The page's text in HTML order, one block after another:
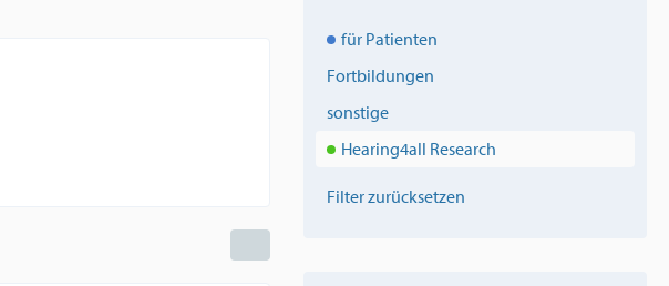
für Patienten
Fortbildungen
sonstige
Hearing4all Research
Filter zurücksetzen